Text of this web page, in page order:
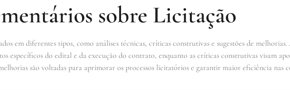
sobre Licitação
em diferentes tipos, como análises técnicas, críticas construtivas e sugestões de melhorias.
específicos do edital e da execução do contrato, enquanto as críticas construtivas visam
são voltadas para aprimorar os processos licitatórios e garantir maior eficiência nas